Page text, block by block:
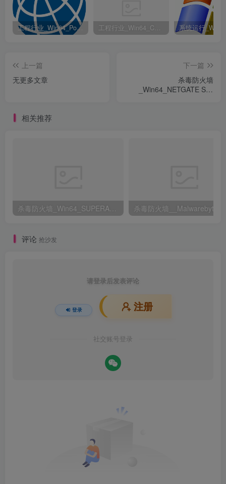
工程行业_Win64_PointWise 18.6 R2 x64资源下载地址_百度网盘迅雷BT 工程行业_Win64_Cadence Fidelity Pointwise 2024.1 x64资源下载地址_百度网盘迅雷BT
上一篇
无更多文章
下一篇
杀毒防火墙
_Win64_NETGATE Spy
相关推荐
评论 抢沙发
请登录后发表评论
登录 注册
社交账号登录